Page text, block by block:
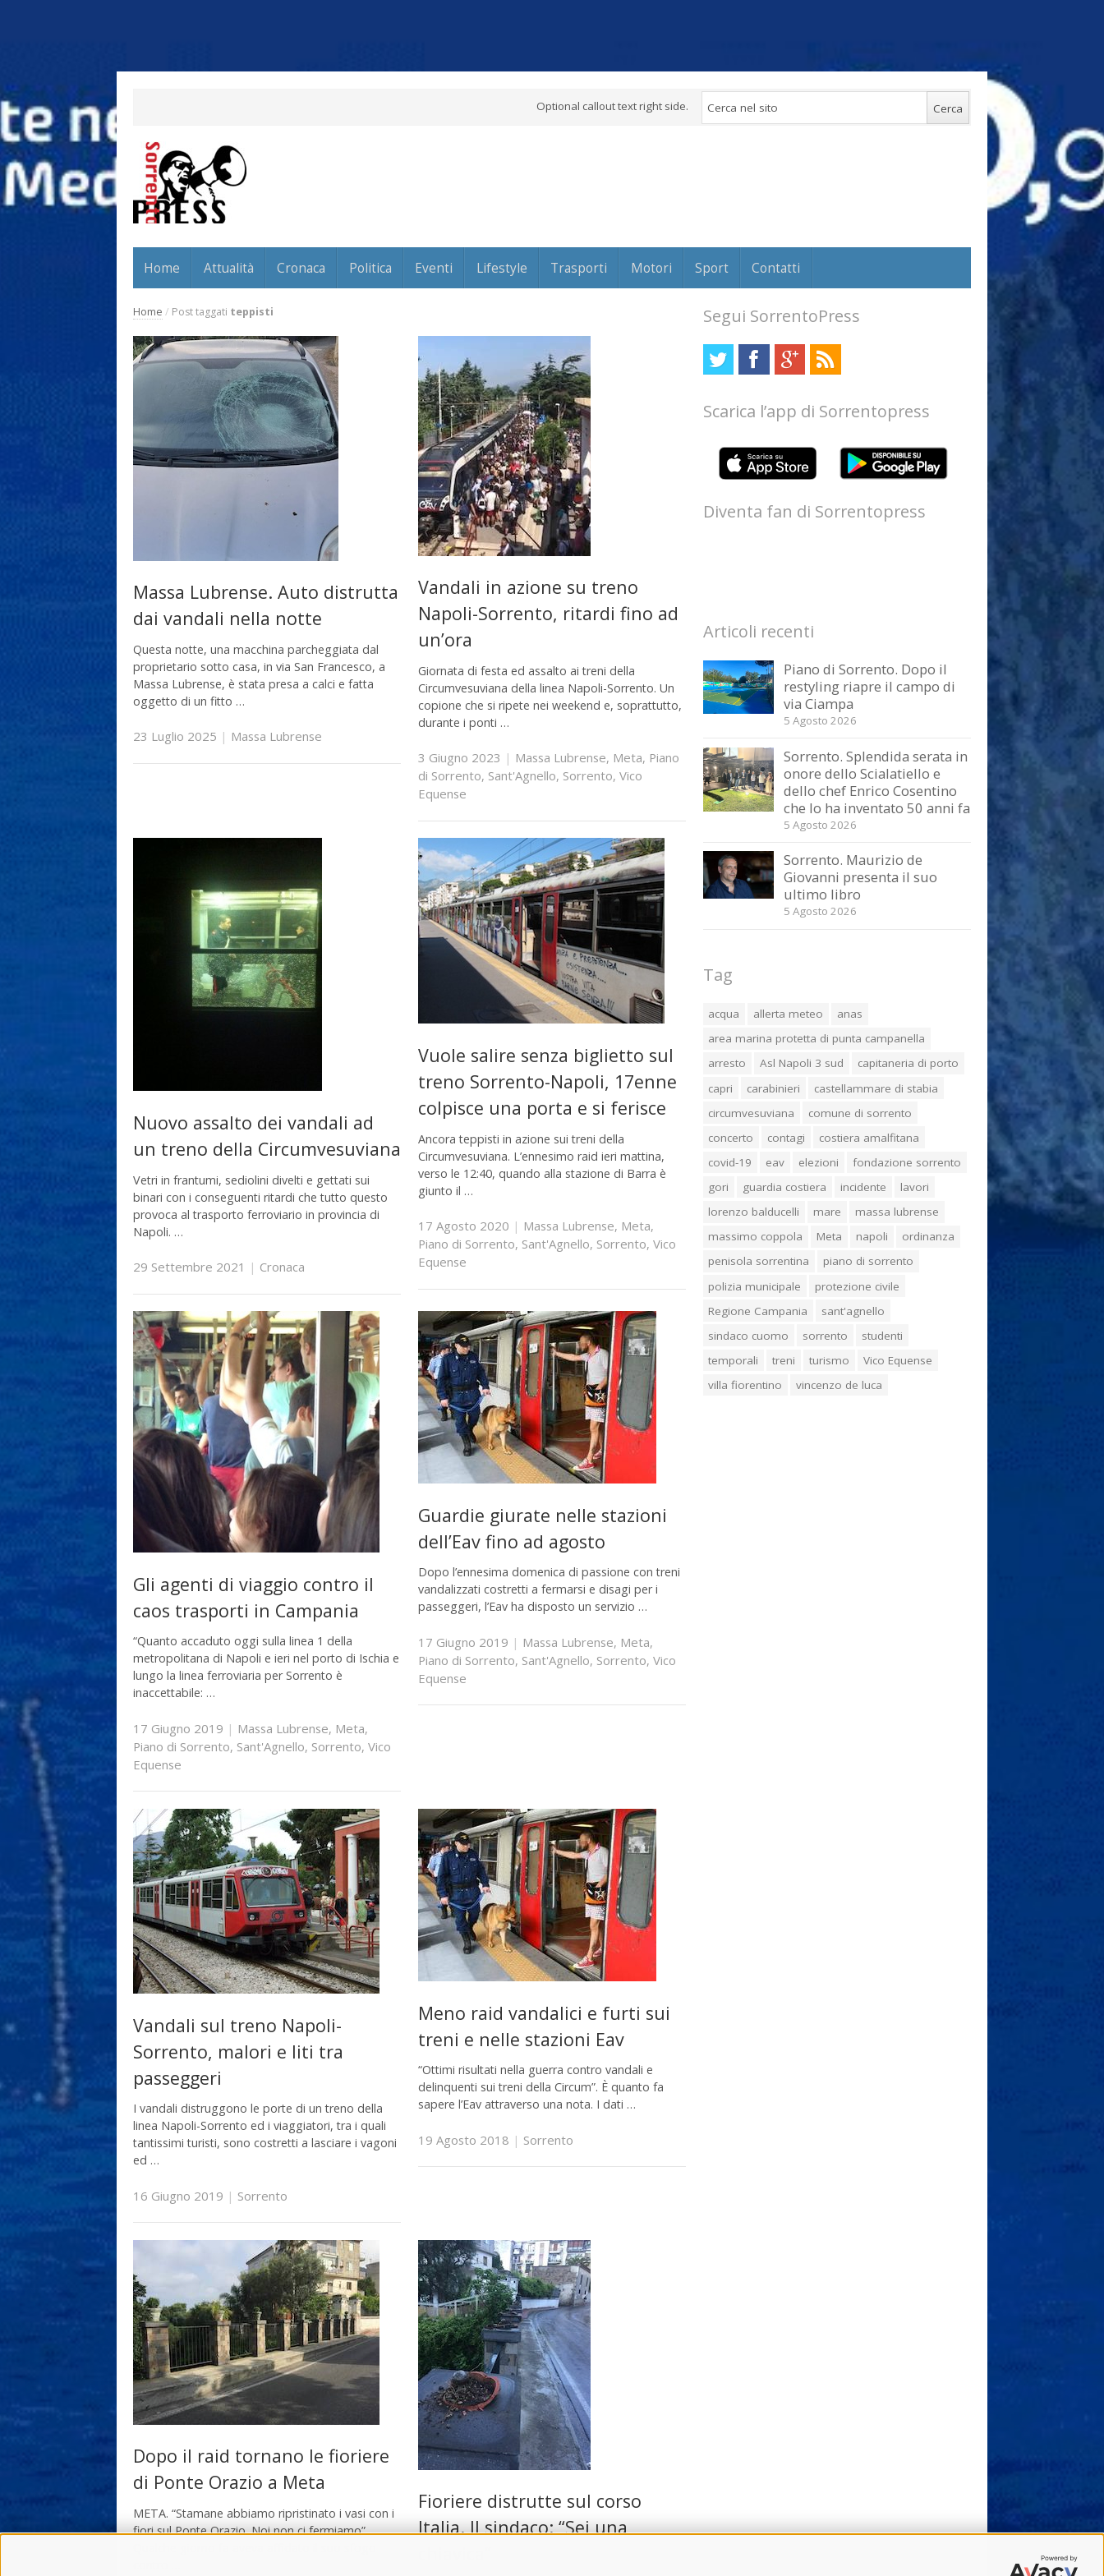
Optional callout text right side.
Home Attualità Cronaca Politica Eventi Lifestyle Trasporti Motori Sport Contatti
Home / Post taggati teppisti
Massa Lubrense. Auto distrutta
dai vandali nella notte
Questa notte, una macchina parcheggiata dal
proprietario sotto casa, in via San Francesco, a
Massa Lubrense, è stata presa a calci e fatta
oggetto di un fitto …
23 Luglio 2025 | Massa Lubrense
Vandali in azione su treno
Napoli-Sorrento, ritardi fino ad
un’ora
Giornata di festa ed assalto ai treni della
Circumvesuviana della linea Napoli-Sorrento. Un
copione che si ripete nei weekend e, soprattutto,
durante i ponti …
3 Giugno 2023 | Massa Lubrense, Meta, Piano
di Sorrento, Sant'Agnello, Sorrento, Vico
Equense
Nuovo assalto dei vandali ad
un treno della Circumvesuviana
Vetri in frantumi, sediolini divelti e gettati sui
binari con i conseguenti ritardi che tutto questo
provoca al trasporto ferroviario in provincia di
Napoli. …
29 Settembre 2021 | Cronaca
Vuole salire senza biglietto sul
treno Sorrento-Napoli, 17enne
colpisce una porta e si ferisce
Ancora teppisti in azione sui treni della
Circumvesuviana. L’ennesimo raid ieri mattina,
verso le 12:40, quando alla stazione di Barra è
giunto il …
17 Agosto 2020 | Massa Lubrense, Meta,
Piano di Sorrento, Sant'Agnello, Sorrento, Vico
Equense
Gli agenti di viaggio contro il
caos trasporti in Campania
“Quanto accaduto oggi sulla linea 1 della
metropolitana di Napoli e ieri nel porto di Ischia e
lungo la linea ferroviaria per Sorrento è
inaccettabile: …
17 Giugno 2019 | Massa Lubrense, Meta,
Piano di Sorrento, Sant'Agnello, Sorrento, Vico
Equense
Guardie giurate nelle stazioni
dell’Eav fino ad agosto
Dopo l’ennesima domenica di passione con treni
vandalizzati costretti a fermarsi e disagi per i
passeggeri, l’Eav ha disposto un servizio …
17 Giugno 2019 | Massa Lubrense, Meta,
Piano di Sorrento, Sant'Agnello, Sorrento, Vico
Equense
Vandali sul treno Napoli-
Sorrento, malori e liti tra
passeggeri
I vandali distruggono le porte di un treno della
linea Napoli-Sorrento ed i viaggiatori, tra i quali
tantissimi turisti, sono costretti a lasciare i vagoni
ed …
16 Giugno 2019 | Sorrento
Meno raid vandalici e furti sui
treni e nelle stazioni Eav
“Ottimi risultati nella guerra contro vandali e
delinquenti sui treni della Circum”. È quanto fa
sapere l’Eav attraverso una nota. I dati …
19 Agosto 2018 | Sorrento
Dopo il raid tornano le fioriere
di Ponte Orazio a Meta
META. “Stamane abbiamo ripristinato i vasi con i
fiori sul Ponte Orazio. Noi non ci fermiamo”.
Fioriere distrutte sul corso
Italia. Il sindaco: “Sei una
Segui SorrentoPress
Scarica l’app di Sorrentopress
Diventa fan di Sorrentopress
Articoli recenti
Piano di Sorrento. Dopo il
restyling riapre il campo di
via Ciampa
5 Agosto 2026
Sorrento. Splendida serata in
onore dello Scialatiello e
dello chef Enrico Cosentino
che lo ha inventato 50 anni fa
5 Agosto 2026
Sorrento. Maurizio de
Giovanni presenta il suo
ultimo libro
5 Agosto 2026
Tag
acqua allerta meteo
anas
area marina protetta di punta campanella
arresto
Asl Napoli 3 sud
capitaneria di porto
capri
carabinieri
castellammare di stabia
circumvesuviana
comune di sorrento
concerto
contagi
costiera amalfitana
covid-19
eav elezioni
fondazione sorrento
gori
guardia costiera incidente
lavori
lorenzo balducelli
mare
massa lubrense
massimo coppola
Meta napoli
ordinanza
penisola sorrentina
piano di sorrento
polizia municipale
protezione civile
Regione Campania
sant'agnello
sindaco cuomo
sorrento
studenti
temporali
treni turismo
Vico Equense
villa fiorentino
vincenzo de luca